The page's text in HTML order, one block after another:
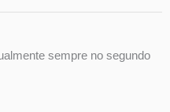
sempre no segundo